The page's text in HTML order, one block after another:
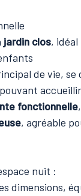
jardin clos,
de vie, se
fonctionnelle,
, agréable
nuit :
dimensions,